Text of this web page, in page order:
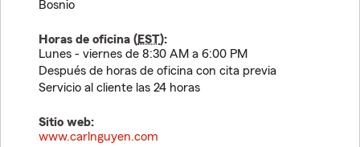
Bosnio
Horas de oficina (EST):
Lunes - viernes de 8:30 AM a 6:00 PM
Después de horas de oficina con cita previa
Servicio al cliente las 24 horas
Sitio web:
www.carlnguyen.com